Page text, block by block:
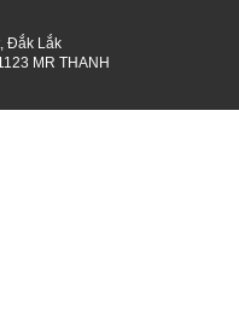
Đắk Lắk
MR THANH